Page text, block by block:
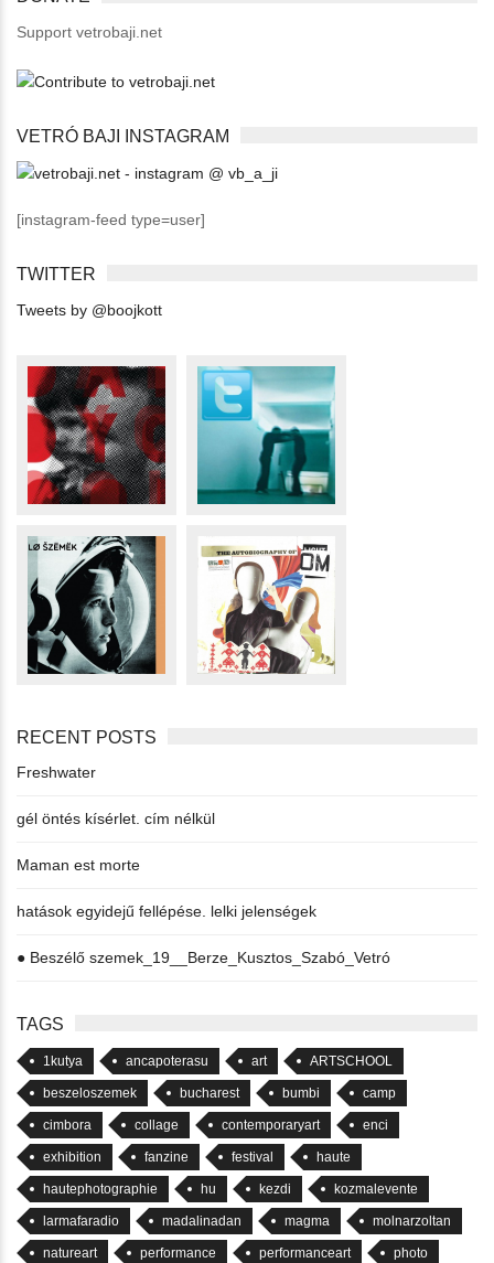
Support vetrobaji.net
VETRÓ BAJI INSTAGRAM
[instagram-feed type=user]
TWITTER
Tweets by @boojkott
RECENT POSTS
Freshwater
gél öntés kísérlet. cím nélkül
Maman est morte
hatások egyidejű fellépése. lelki jelenségek
● Beszélő szemek_19__Berze_Kusztos_Szabó_Vetró
TAGS
1kutya ancapoterasu art ARTSCHOOL
beszeloszemek bucharest bumbi camp
cimbora collage contemporaryart enci
exhibition fanzine festival haute
hautephotographie hu kezdi kozmalevente
larmafaradio madalinadan magma molnarzoltan
natureart performance performanceart photo